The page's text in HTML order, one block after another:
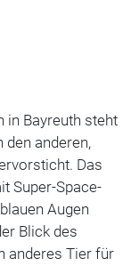
in Bayreuth steht
den anderen,
Das
Super-Space-
Augen
Blick des
anderes Tier für